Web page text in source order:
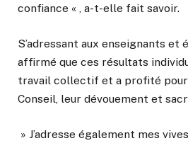
confiance « , a-t-elle fait savoir.
S’adressant aux enseignants et
affirmé que ces résultats
travail collectif et a profité pour
Conseil, leur dévouement et
» J’adresse également mes